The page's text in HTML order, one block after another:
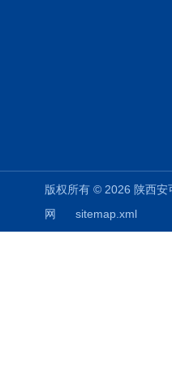
版权所有 © 2026 陕西
网
sitemap.xml